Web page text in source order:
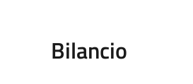
Bilancio